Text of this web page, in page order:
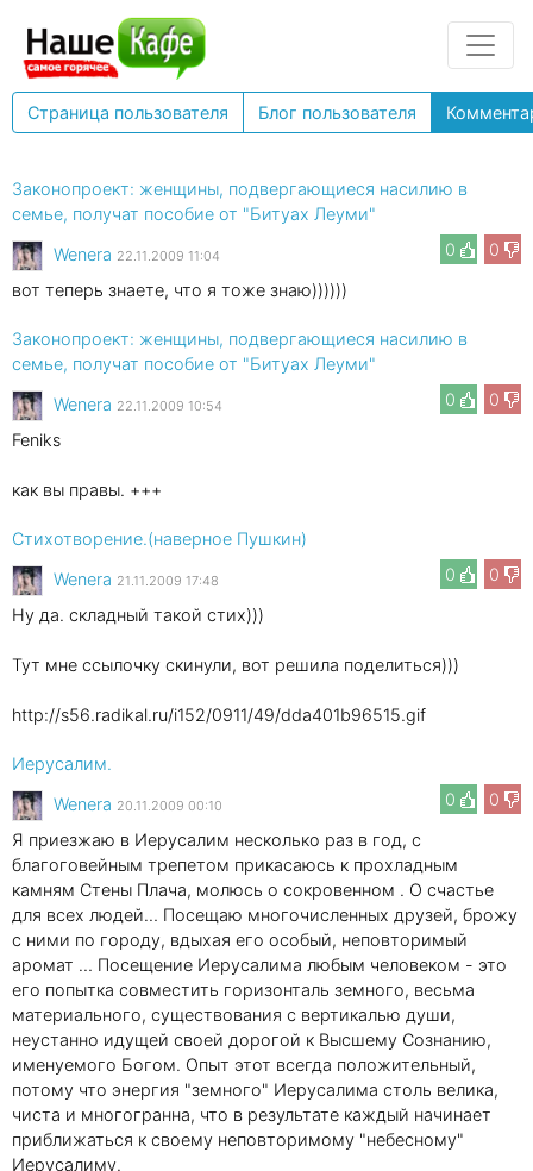
Страница пользователя Блог пользователя
Законопроект: женщины, подвергающиеся насилию в
семье, получат пособие от "Битуах Леуми"
0
0
Wenеra 22.11.2009 11:04
вот теперь знаете, что я тоже знаю))))))
Законопроект: женщины, подвергающиеся насилию в
семье, получат пособие от "Битуах Леуми"
0
0
Wenеra 22.11.2009 10:54
Feniks
как вы правы. +++
Стихотворение.(наверное Пушкин)
0
0
Wenеra 21.11.2009 17:48
Ну да. складный такой стих)))
Тут мне ссылочку скинули, вот решила поделиться)))
http://s56.radikal.ru/i152/0911/49/dda401b96515.gif
Иерусалим.
0
0
Wenеra 20.11.2009 00:10
Я приезжаю в Иерусалим несколько раз в год, с
благоговейным трепетом прикасаюсь к прохладным
камням Стены Плача, молюсь о сокровенном . О счастье
для всех людей… Посещаю многочисленных друзей, брожу
с ними по городу, вдыхая его особый, неповторимый
аромат … Посещение Иерусалима любым человеком - это
его попытка совместить горизонталь земного, весьма
материального, существования с вертикалью души,
неустанно идущей своей дорогой к Высшему Сознанию,
именуемого Богом. Опыт этот всегда положительный,
потому что энергия "земного" Иерусалима столь велика,
чиста и многогранна, что в результате каждый начинает
приближаться к своему неповторимому "небесному"
Иерусалиму.